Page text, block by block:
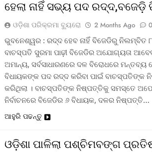
ହେଲା ନାହିଁ ସଭ୍ୟ ପଦ ରଦ୍ଦ,ବଜେଡ଼ି
ଓଡ଼ିଶା ପରିକ୍ରମା ବ୍ୟୁରୋ 2 Months Ago 0
ଭୁବନେଶ୍ୱର : ରଦ୍ଦ ହେବ ନାହିଁ ବିଜେଡିରୁ ନିଲମ୍ବିତ
ବାଚସ୍ପତି ସୁରମା ପାଢ଼ୀ ବିଜେଡିର ଅଯୋଗ୍ୟତା
ଅମାନ୍ୟ, ସର୍ବସାଧାରଣରେ ଦଳ ବିରୋଧରେ
ବିଧାୟକଙ୍କ ପଦ ରଦ୍ଦ କରିବା ପାଇଁ ବାଚସ୍ପତିଙ୍କ
କରିଥିଲା । ବାଚସ୍ପତିଙ୍କ ନିଷ୍ପତ୍ତିକୁ ସମସ୍ତେ
ନିର୍ବାଚନରେ ବିଜେଡିର ୬ ବିଧାୟକ, ଦଳର ନିଷ୍ପତ୍ତି…
ଆହୁରି ପଢନ୍ତୁ
ଓଡ଼ିଶା ପାଳିଲା ପଶ୍ଚିମବଙ୍ଗ